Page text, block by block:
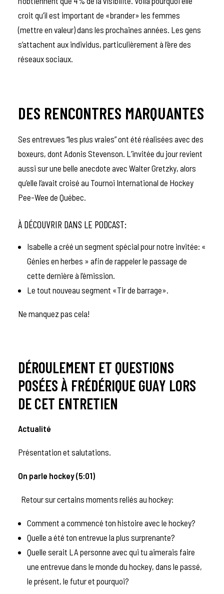
croit qu’il est important de «brander» les femmes
(mettre en valeur) dans les prochaines années. Les gens
s’attachent aux individus, particulièrement à l’ère des
réseaux sociaux.
DES RENCONTRES MARQUANTES
Ses entrevues “les plus vraies” ont été réalisées avec des
boxeurs, dont Adonis Stevenson. L’invitée du jour revient
aussi sur une belle anecdote avec Walter Gretzky, alors
qu’elle l’avait croisé au Tournoi International de Hockey
Pee-Wee de Québec.
À DÉCOUVRIR DANS LE PODCAST:
Isabelle a créé un segment spécial pour notre invitée: «
Génies en herbes » afin de rappeler le passage de
cette dernière à l’émission.
Le tout nouveau segment «Tir de barrage».
Ne manquez pas cela!
DÉROULEMENT ET QUESTIONS
POSÉES À FRÉDÉRIQUE GUAY LORS
DE CET ENTRETIEN
Actualité
Présentation et salutations.
On parle hockey (5:01)
Retour sur certains moments reliés au hockey:
Comment a commencé ton histoire avec le hockey?
Quelle a été ton entrevue la plus surprenante?
Quelle serait LA personne avec qui tu aimerais faire
une entrevue dans le monde du hockey, dans le passé,
le présent, le futur et pourquoi?